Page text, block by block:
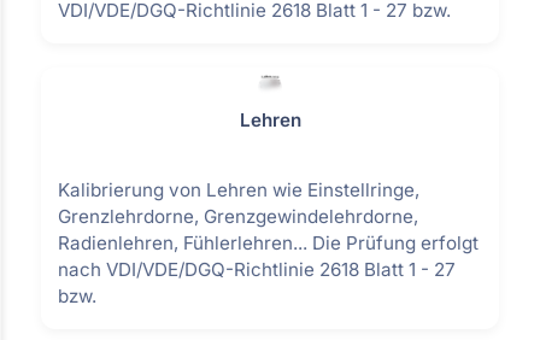
VDI/VDE/DGQ-Richtlinie 2618 Blatt 1 - 27 bzw.
Lehren
Kalibrierung von Lehren wie Einstellringe,
Grenzlehrdorne, Grenzgewindelehrdorne,
Radienlehren, Fühlerlehren... Die Prüfung erfolgt
nach VDI/VDE/DGQ-Richtlinie 2618 Blatt 1 - 27
bzw.